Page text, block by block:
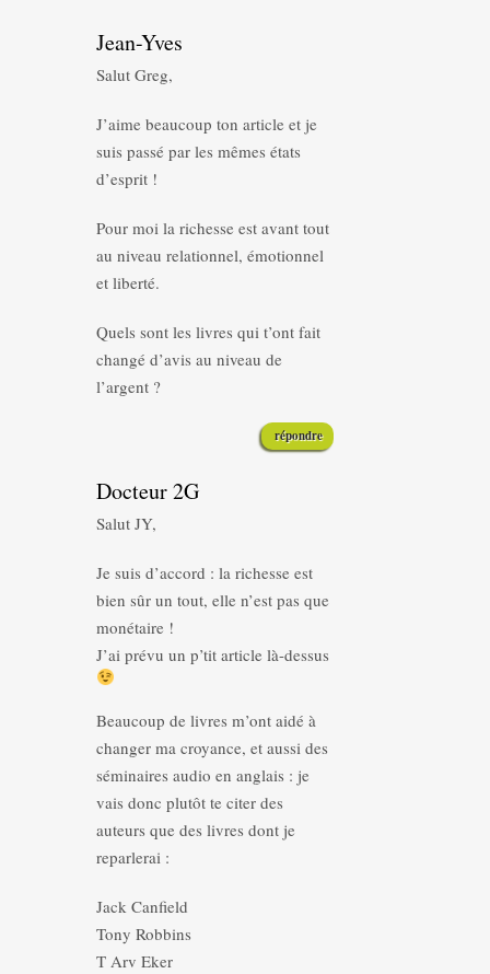
Jean-Yves
Salut Greg,
J’aime beaucoup ton article et je
suis passé par les mêmes états
d’esprit !
Pour moi la richesse est avant tout
au niveau relationnel, émotionnel
et liberté.
Quels sont les livres qui t’ont fait
changé d’avis au niveau de
l’argent ?
répondre
Docteur 2G
Salut JY,
Je suis d’accord : la richesse est
bien sûr un tout, elle n’est pas que
monétaire !
J’ai prévu un p’tit article là-dessus
Beaucoup de livres m’ont aidé à
changer ma croyance, et aussi des
séminaires audio en anglais : je
vais donc plutôt te citer des
auteurs que des livres dont je
reparlerai :
Jack Canfield
Tony Robbins
T Arv Eker